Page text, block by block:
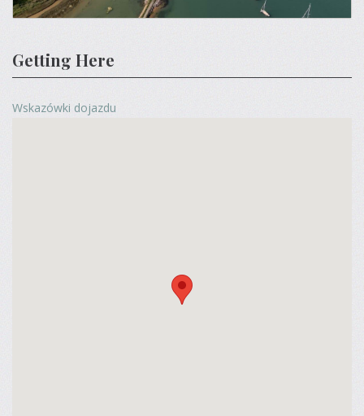
Getting Here
Wskazówki dojazdu